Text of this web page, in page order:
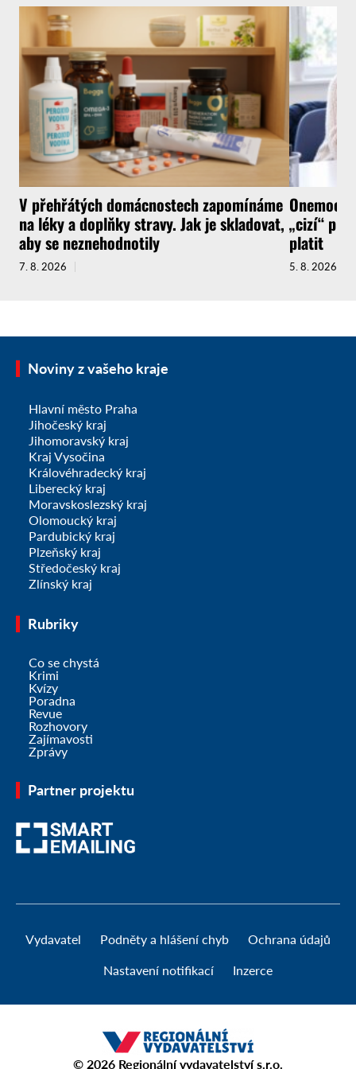
V přehřátých domácnostech zapomínáme
na léky a doplňky stravy. Jak je skladovat,
aby se neznehodnotily
7. 8. 2026
„cizí“
platit
5. 8. 2026
Noviny z vašeho kraje
Hlavní město Praha
Jihočeský kraj
Jihomoravský kraj
Kraj Vysočina
Královéhradecký kraj
Liberecký kraj
Moravskoslezský kraj
Olomoucký kraj
Pardubický kraj
Plzeňský kraj
Středočeský kraj
Zlínský kraj
Rubriky
Co se chystá
Krimi
Kvízy
Poradna
Revue
Rozhovory
Zajímavosti
Zprávy
Partner projektu
Vydavatel Podněty a hlášení chyb Ochrana údajů
Nastavení notifikací Inzerce
© 2026 Regionální vydavatelství s.r.o.